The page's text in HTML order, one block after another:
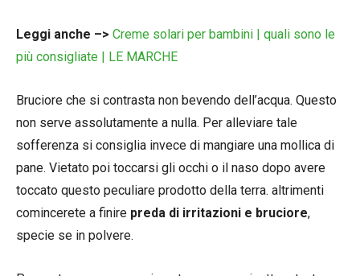
Leggi anche –> Creme solari per bambini | quali sono le
più consigliate | LE MARCHE
Bruciore che si contrasta non bevendo dell’acqua. Questo
non serve assolutamente a nulla. Per alleviare tale
sofferenza si consiglia invece di mangiare una mollica di
pane. Vietato poi toccarsi gli occhi o il naso dopo avere
toccato questo peculiare prodotto della terra. altrimenti
comincerete a finire preda di irritazioni e bruciore,
specie se in polvere.